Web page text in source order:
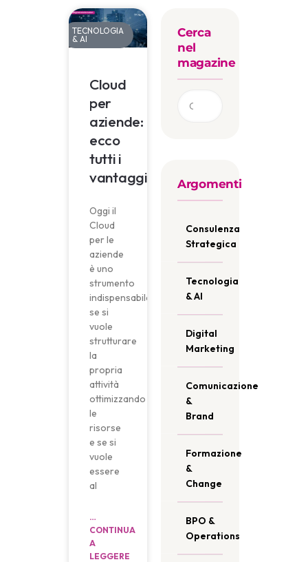
TECNOLOGIA
& AI
Cloud
per
aziende:
ecco
tutti i
vantaggi
Oggi il
Cloud
per le
aziende
è uno
strumento
indispensabile
se si
vuole
strutturare
la
propria
attività
ottimizzando
le
risorse
e se si
vuole
essere
al
…
CONTINUA
A
LEGGERE
Cerca
nel
magazine
Argomenti
Consulenza
Strategica
Tecnologia
& AI
Digital
Marketing
Comunicazione
&
Brand
Formazione
&
Change
BPO &
Operations